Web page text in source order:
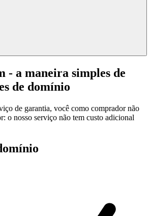
- a maneira simples de
de domínio
de garantia, você como comprador não
o nosso serviço não tem custo adicional